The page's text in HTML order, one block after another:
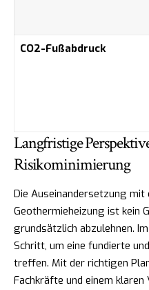
CO2-Fußabdruck
Langfristige
Risikominimierung
Die Auseinandersetzung mit
Geothermieheizung ist kein
grundsätzlich abzulehnen.
Schritt, um eine fundierte
treffen. Mit der richtigen
Fachkräfte und einem